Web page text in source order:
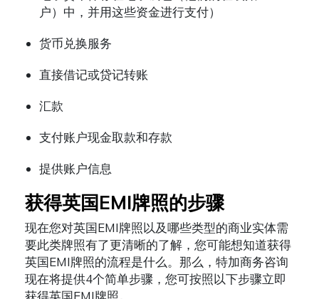
户）中，并用这些资金进行支付）
货币兑换服务
直接借记或贷记转账
汇款
支付账户现金取款和存款
提供账户信息
获得英国EMI牌照的步骤
现在您对英国EMI牌照以及哪些类型的商业实体需
要此类牌照有了更清晰的了解，您可能想知道获得
英国EMI牌照的流程是什么。那么，特加商务咨询
现在将提供4个简单步骤，您可按照以下步骤立即
获得英国EMI牌照。